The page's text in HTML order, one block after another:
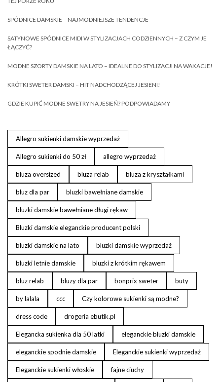
SPÓDNICE DAMSKIE – NAJMODNIEJSZE TENDENCJE
SATYNOWE SPÓDNICE MIDI W STYLIZACJACH CODZIENNYCH – Z CZYM JE
ŁĄCZYĆ?
MODNE SZORTY DAMSKIE NA LATO – IDEALNE DO STYLIZACJI NA WAKACJE!
KRÓTKI SWETER DAMSKI – HIT NADCHODZĄCEJ JESIENI!
GDZIE KUPIĆ MODNE SWETRY NA JESIEŃ? PODPOWIADAMY
Allegro sukienki damskie wyprzedaż
Allegro sukienki do 50 zł allegro wyprzedaż
bluza oversized bluza relab bluza z kryształkami
bluz dla par bluzki bawełniane damskie
bluzki damskie bawełniane długi rękaw
Bluzki damskie eleganckie producent polski
bluzki damskie na lato bluzki damskie wyprzedaż
bluzki letnie damskie bluzki z krótkim rękawem
bluz relab bluzy dla par bonprix sweter buty
by lalala ccc Czy kolorowe sukienki są modne?
dress code drogeria ebutik.pl
Elegancka sukienka dla 50 latki eleganckie bluzki damskie
eleganckie spodnie damskie Eleganckie sukienki wyprzedaż
Eleganckie sukienki włoskie fajne ciuchy